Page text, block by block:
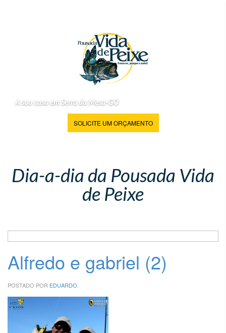
A sua casa em Serra da Mesa-GO
SOLICITE UM ORÇAMENTO
Dia-a-dia da Pousada Vida
de Peixe
Alfredo e gabriel (2)
POSTADO POR EDUARDO,